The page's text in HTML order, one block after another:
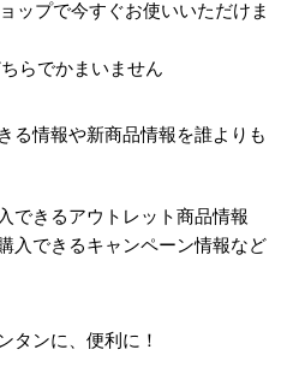
ップで今すぐお使いいただけま
らでかまいません
る情報や新商品情報を誰よりも
できるアウトレット商品情報
入できるキャンペーン情報など
タンに、便利に！